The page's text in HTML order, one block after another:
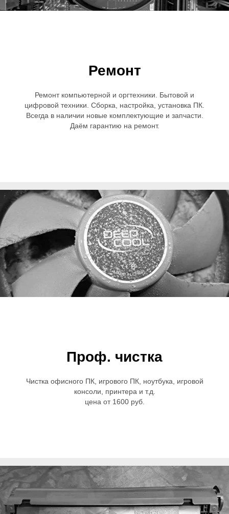
Ремонт
Ремонт компьютерной и оргтехники. Бытовой и
цифровой техники. Сборка, настройка, установка ПК.
Всегда в наличии новые комплектующие и запчасти.
Даём гарантию на ремонт.
Проф. чистка
Чистка офисного ПК, игрового ПК, ноутбука, игровой
консоли, принтера и т.д.
цена от 1600 руб.